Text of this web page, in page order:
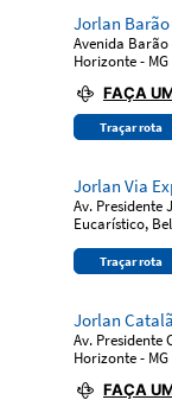
Jorlan Barão
Avenida Barão
Horizonte - MG
FAÇA
Traçar rota
Jorlan Via
Av. Presidente
Eucarístico,
Traçar rota
Jorlan
Av. Presidente
Horizonte - MG
FAÇA